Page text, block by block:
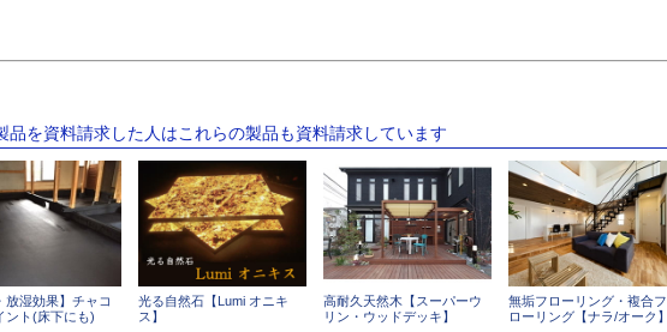
品を資料請求した人はこれらの製品も資料請求しています
放湿効果】チャコ
ント(床下にも)
光る自然石【Lumi オニキ
ス】
高耐久天然木【スーパーウ
リン・ウッドデッキ】
無垢フローリング・複合フ
ローリング【ナラ/オーク】